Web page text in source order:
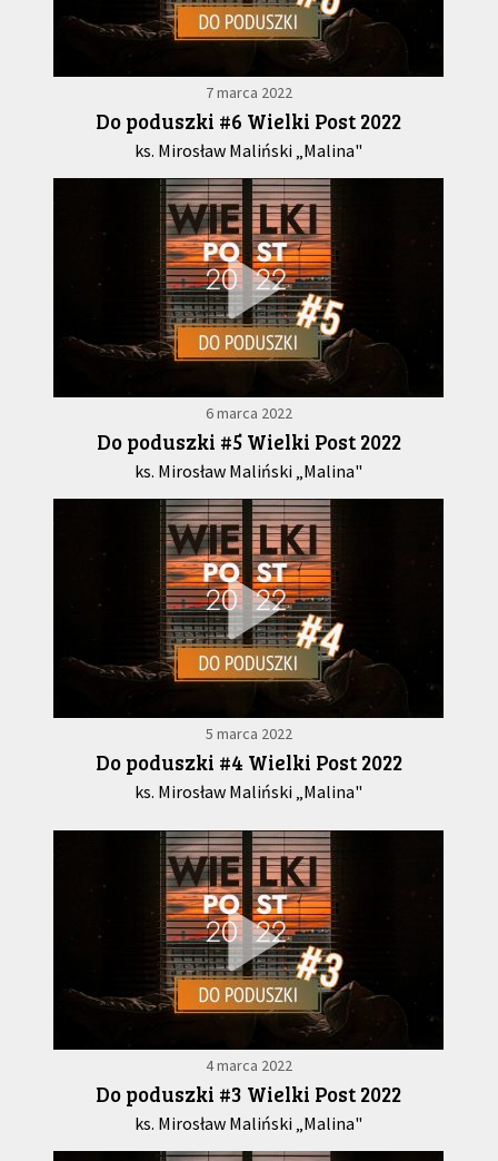
7 marca 2022
Do poduszki #6 Wielki Post 2022
ks. Mirosław Maliński „Malina"
6 marca 2022
Do poduszki #5 Wielki Post 2022
ks. Mirosław Maliński „Malina"
5 marca 2022
Do poduszki #4 Wielki Post 2022
ks. Mirosław Maliński „Malina"
4 marca 2022
Do poduszki #3 Wielki Post 2022
ks. Mirosław Maliński „Malina"